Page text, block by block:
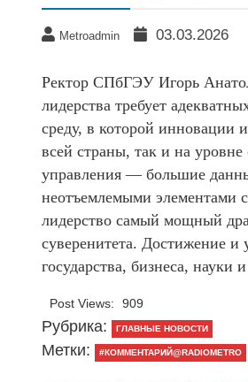
Metroadmin 03.03.2026
Ректор СПбГЭУ Игорь
лидерства требует
среду, в которой инновации
всей страны, так и на
управления — большие
неотъемлемыми элементами
лидерство самый мощный
суверенитета. Достижение и
государства, бизнеса, науки
Post Views: 909
Рубрика: ГЛАВНЫЕ НОВОСТИ
Метки: #КОММЕНТАРИЙ@RADIOMETRO